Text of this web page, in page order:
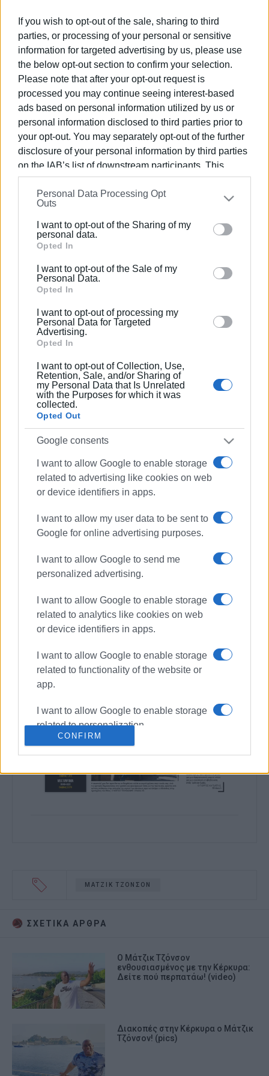
If you wish to opt-out of the sale, sharing to third
parties, or processing of your personal or sensitive
information for targeted advertising by us, please use
the below opt-out section to confirm your selection.
Please note that after your opt-out request is
processed you may continue seeing interest-based
ads based on personal information utilized by us or
personal information disclosed to third parties prior to
your opt-out. You may separately opt-out of the further
disclosure of your personal information by third parties
on the IAB’s list of downstream participants. This
information may also be disclosed by us to third parties
on theIAB’s List of Downstream Participants
that may
further disclose it to other third parties.
Please note that this website/app uses one or more
Google services and may gather and store information
behaviour. You may click to grant or deny consent to
Google and its third-party tags to use your data for
section.
Personal Data Processing Opt
Outs
I want to opt-out of the Sharing of my
personal data.
Opted In
I want to opt-out of the Sale of my
Personal Data.
Opted In
I want to opt-out of processing my
Personal Data for Targeted
Advertising.
Opted In
I want to opt-out of Collection, Use,
Retention, Sale, and/or Sharing of
my Personal Data that Is Unrelated
with the Purposes for which it was
collected.
Opted Out
Google consents
I want to allow Google to enable storage
related to advertising like cookies on web
or device identifiers in apps.
I want to allow my user data to be sent to
Google for online advertising purposes.
I want to allow Google to send me
personalized advertising.
I want to allow Google to enable storage
related to analytics like cookies on web
or device identifiers in apps.
I want to allow Google to enable storage
related to functionality of the website or
app.
I want to allow Google to enable storage
related to personalization.
authentication functionality and fraud
prevention, and other user protection.
CONFIRM
μία αναμνηστική φωτογραφία. Το βράδυ μάλιστα της
Κυριακής δείπνησε σε γνωστό εστιατόριο της πόλης,
απολαμβάνοντας τις τοπικές λιχουδιές.
Υπενθυμίζεται, ότι ο Μάτζικ Τζόνσον είχε επισκεφτεί
την Κέρκυρα ξανά, τόσο το 2021, όσο και το 2023. Από
τη φετινή του επίσκεψη υπάρχει και βίντεο, που τον
δείχνει να αποβιβάζεται από το σκάφος του, στο νησί.
Πηγή: Sport24.gr
ΦΩΤΟ@ Corfutourism
Facebook
Συνδρομητές στο e-paper
ΜΑΤΖΙΚ ΤΖΟΝΣΟΝ
ΣΧΕΤΙΚA AΡΘΡΑ
Ο Μάτζικ Τζόνσον
ενθουσιασμένος με την Κέρκυρα:
Δείτε πού περπατάω! (video)
Διακοπές στην Κέρκυρα ο Μάτζικ
Τζόνσον! (pics)